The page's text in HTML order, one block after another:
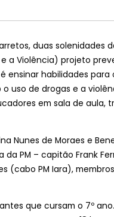
duas solenidades
a Violência) projeto
ensinar habilidades
uso de drogas e a
em sala de aula,
Nunes de Moraes e
PM – capitão Frank
(cabo PM Iara),
que cursam o 7º